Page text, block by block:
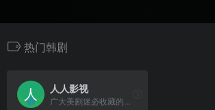
热门韩剧
人人影视
广大美剧迷必收藏的美剧网站。